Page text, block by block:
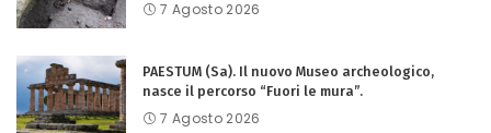
7 Agosto 2026
PAESTUM (Sa). Il nuovo Museo archeologico,
nasce il percorso “Fuori le mura”.
7 Agosto 2026